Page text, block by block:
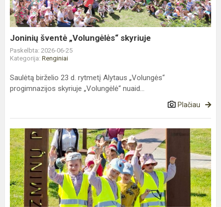
Joninių šventė „Volungėlės“ skyriuje
Paskelbta: 2026-06-25
Kategorija: Renginiai
Saulėtą birželio 23 d. rytmetį Alytaus „Volungės“
progimnazijos skyriuje „Volungėlė“ nuaid...
Plačiau
Diegiamos
„Nuolatinio
tobulinimo
metodologijos“
pirmasis
ap...